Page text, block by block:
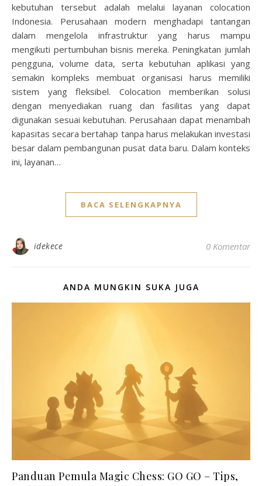
kebutuhan tersebut adalah melalui layanan colocation
Indonesia. Perusahaan modern menghadapi tantangan
dalam mengelola infrastruktur yang harus mampu
mengikuti pertumbuhan bisnis mereka. Peningkatan jumlah
pengguna, volume data, serta kebutuhan aplikasi yang
semakin kompleks membuat organisasi harus memiliki
sistem yang fleksibel. Colocation memberikan solusi
dengan menyediakan ruang dan fasilitas yang dapat
digunakan sesuai kebutuhan. Perusahaan dapat menambah
kapasitas secara bertahap tanpa harus melakukan investasi
besar dalam pembangunan pusat data baru. Dalam konteks
ini, layanan…
BACA SELENGKAPNYA
idekece 0 Komentar
ANDA MUNGKIN SUKA JUGA
Panduan Pemula Magic Chess: GO GO – Tips,